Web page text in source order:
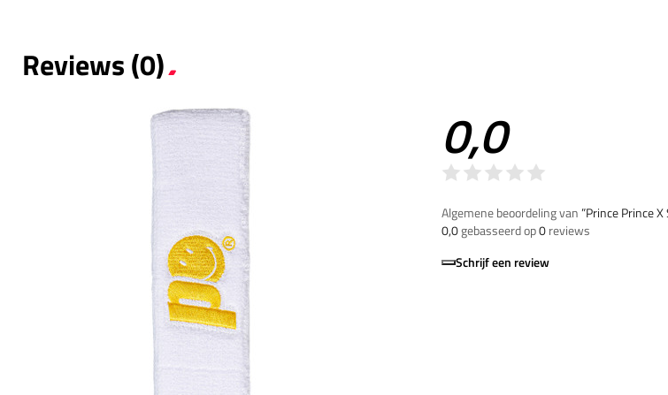
Reviews (0)
0,0
Algemene beoordeling van”Prince Prince
0,0gebasseerd op0reviews
Schrijf een review